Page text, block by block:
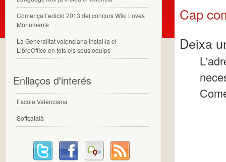
Cap
Deixa
Comença l’edició 2013 del concurs Wiki Loves
Monuments
La Generalitat valenciana instal·la el
LibreOffice en tots els seus equips
Enllaços d'interés
Escola Valenciana
Softcatalà